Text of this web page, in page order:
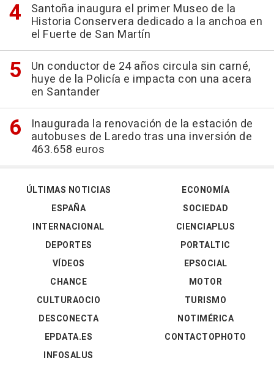
Santoña inaugura el primer Museo de la
Historia Conservera dedicado a la anchoa en
el Fuerte de San Martín
Un conductor de 24 años circula sin carné,
huye de la Policía e impacta con una acera
en Santander
Inaugurada la renovación de la estación de
autobuses de Laredo tras una inversión de
463.658 euros
ÚLTIMAS NOTICIAS
ESPAÑA
INTERNACIONAL
DEPORTES
VÍDEOS
ECONOMÍA
SOCIEDAD
CIENCIAPLUS
PORTALTIC
EPSOCIAL
CHANCE
CULTURAOCIO
DESCONECTA
EPDATA.ES
INFOSALUS
MOTOR
TURISMO
NOTIMÉRICA
CONTACTOPHOTO